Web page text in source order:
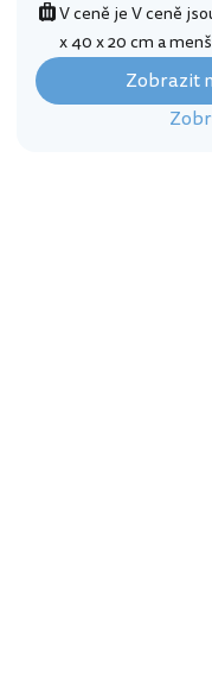
V ceně je V ceně
x 40 x 20 cm a
Zobrazit